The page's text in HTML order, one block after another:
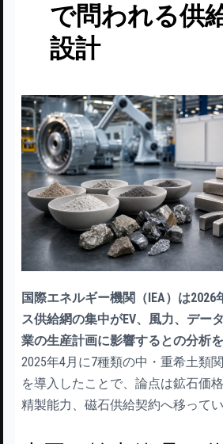
で問われる供
設計
国際エネルギー機関（IEA）は2026
ス供給網の集中がEV、風力、デー
業の生産計画に影響するとの分析を
2025年4月に7種類の中・重希土類
を導入したことで、論点は鉱石価
精製能力、磁石供給契約へ移ってい